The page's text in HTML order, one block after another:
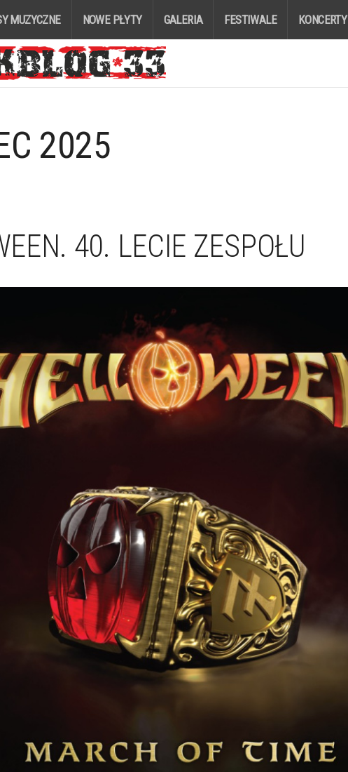
MUZYCZNE NOWE PŁYTY GALERIA FESTIWALE KONCERTY
2025
40. LECIE ZESPOŁU